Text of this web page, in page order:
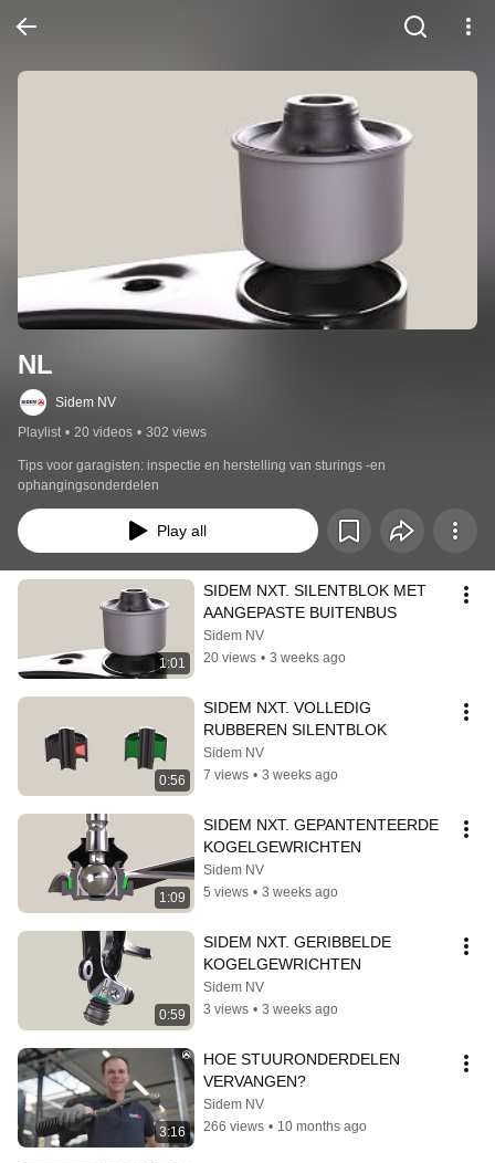
NL
Sidem NV
Playlist • 20 videos • 302 views
Tips voor garagisten: inspectie en herstelling van sturings -en
ophangingsonderdelen
Play all
1:01
SIDEM NXT. SILENTBLOK MET
AANGEPASTE BUITENBUS
Sidem NV
20 views • 3 weeks ago
0:56
SIDEM NXT. VOLLEDIG
RUBBEREN SILENTBLOK
Sidem NV
7 views • 3 weeks ago
1:09
SIDEM NXT. GEPANTENTEERDE
KOGELGEWRICHTEN
Sidem NV
5 views • 3 weeks ago
0:59
SIDEM NXT. GERIBBELDE
KOGELGEWRICHTEN
Sidem NV
3 views • 3 weeks ago
3:16
HOE STUURONDERDELEN
VERVANGEN?
Sidem NV
266 views • 10 months ago